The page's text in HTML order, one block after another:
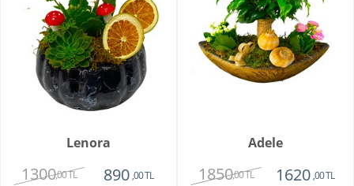
Lenora
1300,00 TL 890 ,00 TL
Adele
1850,00 TL 1620 ,00 TL